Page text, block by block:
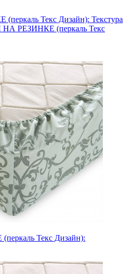
Текс Дизайн): Текстура
РЕЗИНКЕ (перкаль Текс
Текс Дизайн):